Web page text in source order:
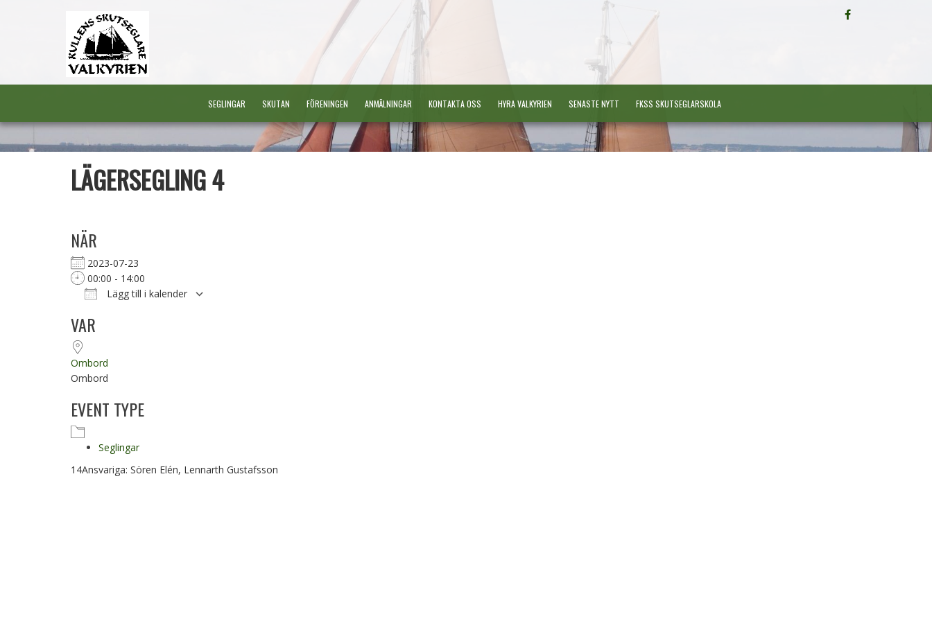
FÖLJ
SEGLINGAR SKUTAN FÖRENINGEN ANMÄLNINGAR KONTAKTA OSS HYRA VALKYRIEN SENASTE NYTT FKSS SKUTSEGLARSKOLA
LÄGERSEGLING 4
NÄR
2023-07-23
00:00 - 14:00
Lägg till i kalender
VAR
Ombord
Ombord
EVENT TYPE
Seglingar
14Ansvariga: Sören Elén, Lennarth Gustafsson